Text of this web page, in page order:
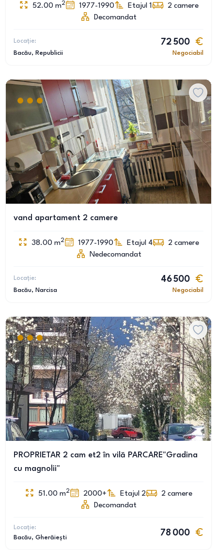
52.00 m2 1977-1990 Etajul 1 2 camere
Decomandat
Locație:
Bacău, Republicii
72 500
Negociabil
vand apartament 2 camere
38.00 m2 1977-1990 Etajul 4 2 camere
Nedecomandat
Locație:
Bacău, Narcisa
46 500
Negociabil
PROPRIETAR 2 cam et2 în vilă PARCARE"Gradina
cu magnolii"
51.00 m2 2000+ Etajul 2 2 camere
Decomandat
Locație:
Bacău, Gherăiești
78 000